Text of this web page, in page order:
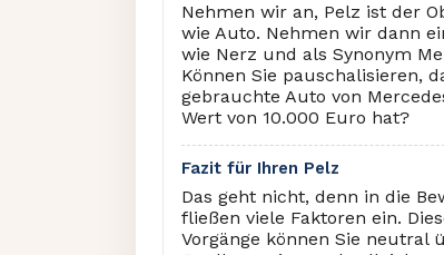
Nehmen wir an, Pelz ist der
wie Auto. Nehmen wir dann
wie Nerz und als Synonym
Können Sie pauschalisieren,
gebrauchte Auto von
Wert von 10.000 Euro hat?
Fazit für Ihren Pelz
Das geht nicht, denn in die
fließen viele Faktoren ein.
Vorgänge können Sie neutral